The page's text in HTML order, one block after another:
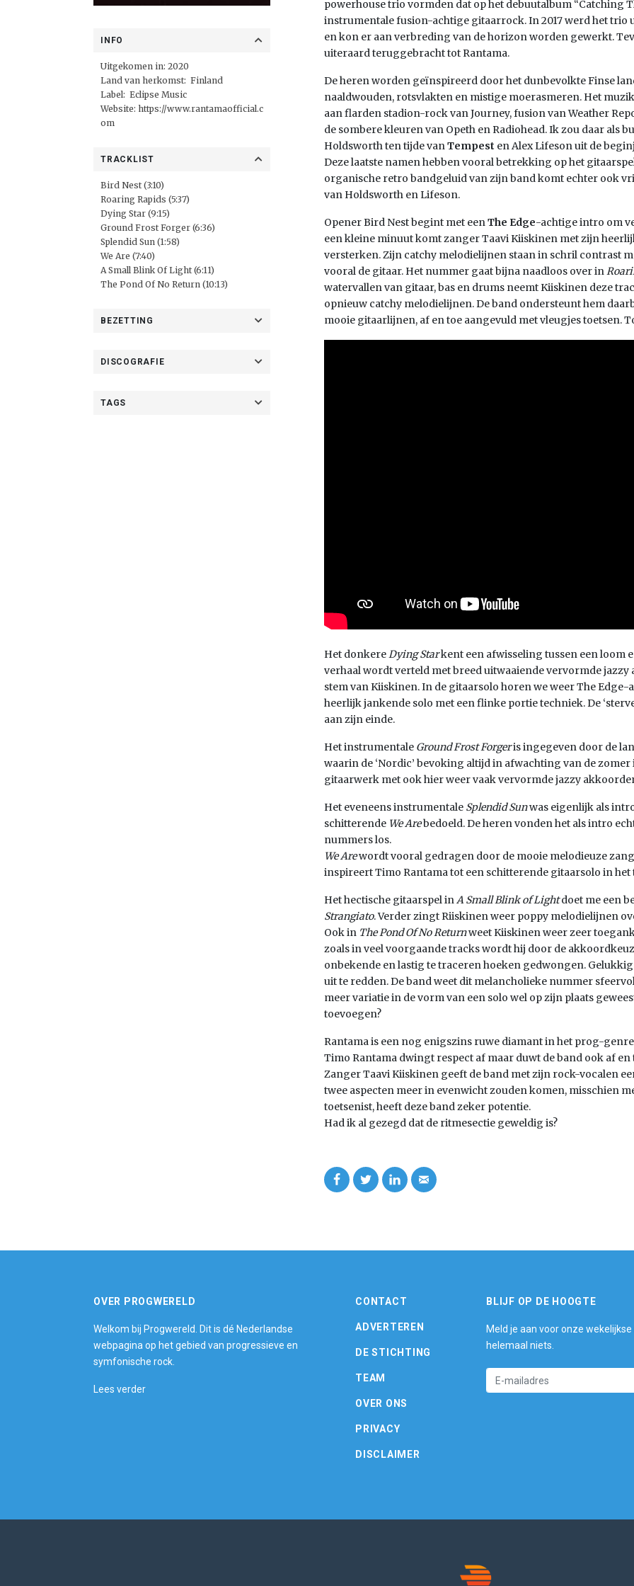
INFO
Uitgekomen in: 2020
Land van herkomst: Finland
Label: Eclipse Music
Website: https://www.rantamaofficial.c
om
TRACKLIST
Bird Nest (3:10)
Roaring Rapids (5:37)
Dying Star (9:15)
Ground Frost Forger (6:36)
Splendid Sun (1:58)
We Are (7:40)
A Small Blink Of Light (6:11)
The Pond Of No Return (10:13)
BEZETTING
DISCOGRAFIE
TAGS
powerhouse trio vormden dat op het debuutalbum “Catching
instrumentale fusion-achtige gitaarrock. In 2017 werd het trio
en kon er aan verbreding van de horizon worden gewerkt.
uiteraard teruggebracht tot Rantama.
De heren worden geïnspireerd door het dunbevolkte Finse
naaldwouden, rotsvlakten en mistige moerasmeren. Het
aan flarden stadion-rock van Journey, fusion van Weather
de sombere kleuren van Opeth en Radiohead. Ik zou daar als
Holdsworth ten tijde vanTempest en Alex Lifeson uit de
Deze laatste namen hebben vooral betrekking op het
organische retro bandgeluid van zijn band komt echter ook
van Holdsworth en Lifeson.
Opener Bird Nest begint met eenThe Edge-achtige intro om
een kleine minuut komt zanger Taavi Kiiskinen met zijn
versterken. Zijn catchy melodielijnen staan in schril contrast
vooral de gitaar. Het nummer gaat bijna naadloos over in
watervallen van gitaar, bas en drums neemt Kiiskinen deze
opnieuw catchy melodielijnen. De band ondersteunt hem
mooie gitaarlijnen, af en toe aangevuld met vleugjes toetsen.
Het donkereDying Starkent een afwisseling tussen een loom
verhaal wordt verteld met breed uitwaaiende vervormde
stem van Kiiskinen. In de gitaarsolo horen we weer The
heerlijk jankende solo met een flinke portie techniek. De
aan zijn einde.
Het instrumentale Ground Frost Forgeris ingegeven door de
waarin de ‘Nordic’ bevoking altijd in afwachting van de zomer
gitaarwerk met ook hier weer vaak vervormde jazzy
Het eveneens instrumentale Splendid Sunwas eigenlijk als
schitterende We Arebedoeld. De heren vonden het als intro
nummers los.
We Arewordt vooral gedragen door de mooie melodieuze
inspireert Timo Rantama tot een schitterende gitaarsolo in het
Het hectische gitaarspel inA Small Blink of Lightdoet me een
Strangiato. Verder zingt Riiskinen weer poppy melodielijnen
Ook in The Pond Of No Returnweet Kiiskinen weer zeer
zoals in veel voorgaande tracks wordt hij door de
onbekende en lastig te traceren hoeken gedwongen.
uit te redden. De band weet dit melancholieke nummer
meer variatie in de vorm van een solo wel op zijn plaats
toevoegen?
Rantama is een nog enigszins ruwe diamant in het prog-
Timo Rantama dwingt respect af maar duwt de band ook af
Zanger Taavi Kiiskinen geeft de band met zijn rock-vocalen
twee aspecten meer in evenwicht zouden komen, misschien
toetsenist, heeft deze band zeker potentie.
Had ik al gezegd dat de ritmesectie geweldig is?
OVER PROGWERELD
Welkom bij Progwereld. Dit is dé Nederlandse
webpagina op het gebied van progressieve en
symfonische rock.
Lees verder
CONTACT
ADVERTEREN
DE STICHTING
TEAM
OVER ONS
PRIVACY
DISCLAIMER
BLIJF OP DE HOOGTE
Meld je aan voor onze
helemaal niets.